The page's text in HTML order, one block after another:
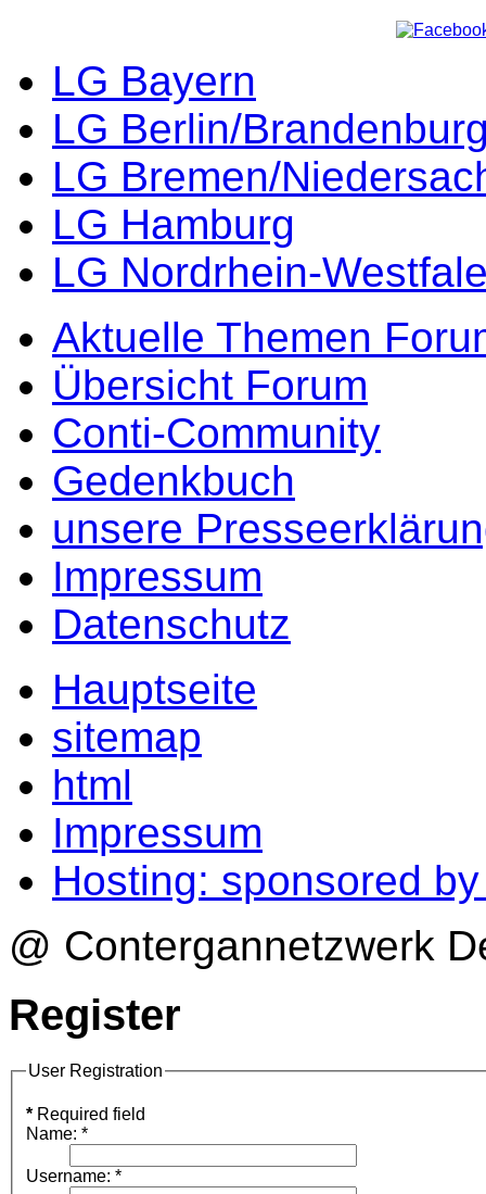
LG Bayern
LG Berlin/
LG Bremen/
LG Hamburg
LG Nordrhein-
Aktuelle Themen
Übersicht Forum
Conti-Community
Gedenkbuch
unsere
Impressum
Datenschutz
Hauptseite
sitemap
html
Impressum
Hosting: sponsored
@ Contergannetzwerk
Register
User Registration
* Required field
Name: *
Username: *